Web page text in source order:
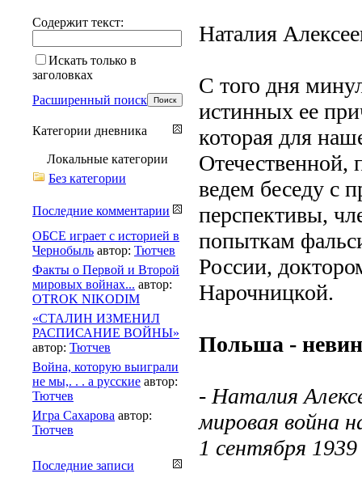
Наталия
С того дня
истинных ее
которая для
Отечественной,
ведем беседу с
перспективы,
попыткам
России,
Нарочницкой.
Польша -
- Наталия
мировая война
1 сентября
Содержит текст:
Искать только в
заголовках
Расширенный поиск
Категории дневника
Локальные категории
Без категории
Последние комментарии
ОБСЕ играет с историей в
Чернобыль автор: Тютчев
Факты о Первой и Второй
мировых войнах... автор:
OTROK NIKODIM
«СТАЛИН ИЗМЕНИЛ
РАСПИСАНИЕ ВОЙНЫ»
автор: Тютчев
Война, которую выиграли
не мы,. . . а русские автор:
Тютчев
Игра Сахарова автор:
Тютчев
Последние записи